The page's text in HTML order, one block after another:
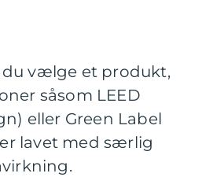
du vælge et produkt,
såsom LEED
eller Green Label
lavet med særlig